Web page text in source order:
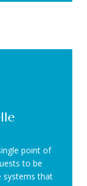
point of
to be
systems that